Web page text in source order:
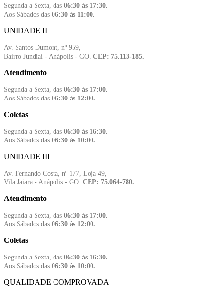
Segunda a Sexta, das 06:30 às 17:30.
Aos Sábados das 06:30 às 11:00.
UNIDADE II
Av. Santos Dumont, nº 959,
Bairro Jundiaí - Anápolis - GO. CEP: 75.113-185.
Atendimento
Segunda a Sexta, das 06:30 às 17:00.
Aos Sábados das 06:30 às 12:00.
Coletas
Segunda a Sexta, das 06:30 às 16:30.
Aos Sábados das 06:30 às 10:00.
UNIDADE III
Av. Fernando Costa, nº 177, Loja 49,
Vila Jaiara - Anápolis - GO. CEP: 75.064-780.
Atendimento
Segunda a Sexta, das 06:30 às 17:00.
Aos Sábados das 06:30 às 12:00.
Coletas
Segunda a Sexta, das 06:30 às 16:30.
Aos Sábados das 06:30 às 10:00.
QUALIDADE COMPROVADA